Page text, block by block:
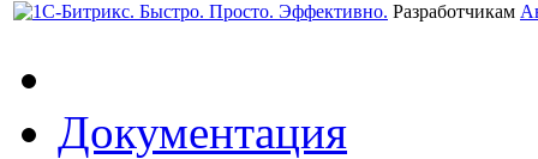
Разработчикам
Документация